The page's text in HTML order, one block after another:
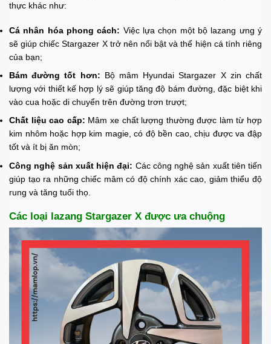
thực khác như:
Cá nhân hóa phong cách: Việc lựa chọn một bộ lazang ưng ý
sẽ giúp chiếc Stargazer X trở nên nổi bật và thể hiện cá tính riêng
của bạn;
Bám đường tốt hơn: Bộ mâm Hyundai Stargazer X zin chất
lượng với thiết kế hợp lý sẽ giúp tăng độ bám đường, đặc biệt khi
vào cua hoặc di chuyển trên đường trơn trượt;
Chất liệu cao cấp: Mâm xe chất lượng thường được làm từ hợp
kim nhôm hoặc hợp kim magie, có độ bền cao, chịu được va đập
tốt và ít bị ăn mòn;
Công nghệ sản xuất hiện đại: Các công nghệ sản xuất tiên tiến
giúp tạo ra những chiếc mâm có độ chính xác cao, giảm thiểu độ
rung và tăng tuổi thọ.
Các loại lazang Stargazer X được ưa chuộng